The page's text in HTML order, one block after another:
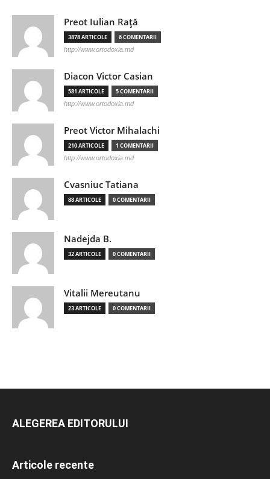
Preot Iulian Raţă
3878 ARTICOLE 6 COMENTARII
http://www.ortodoxia.md
Diacon Victor Casian
581 ARTICOLE 5 COMENTARII
http://www.ortodoxia.md
Preot Victor Mihalachi
210 ARTICOLE 1 COMENTARII
http://www.ortodoxia.md
Cvasniuc Tatiana
88 ARTICOLE 0 COMENTARII
Nadejda B.
32 ARTICOLE 0 COMENTARII
Vitalii Mereutanu
23 ARTICOLE 0 COMENTARII
ALEGEREA EDITORULUI
Articole recente